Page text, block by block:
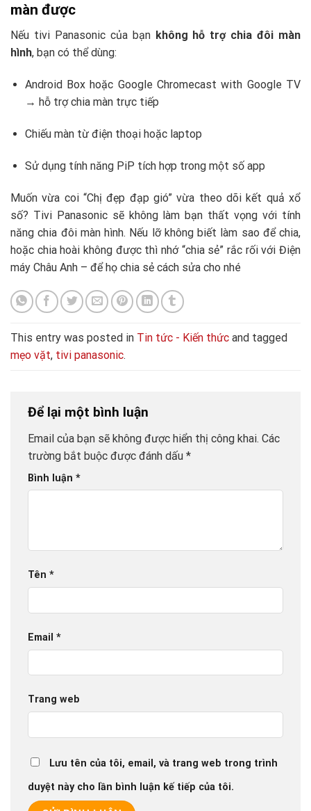
màn được
Nếu tivi Panasonic của bạn không hỗ trợ chia đôi màn
hình, bạn có thể dùng:
Android Box hoặc Google Chromecast with Google TV
→ hỗ trợ chia màn trực tiếp
Chiếu màn từ điện thoại hoặc laptop
Sử dụng tính năng PiP tích hợp trong một số app
Muốn vừa coi “Chị đẹp đạp gió” vừa theo dõi kết quả xổ
số? Tivi Panasonic sẽ không làm bạn thất vọng với tính
năng chia đôi màn hình. Nếu lỡ không biết làm sao để chia,
hoặc chia hoài không được thì nhớ “chia sẻ” rắc rối với Điện
máy Châu Anh – để họ chia sẻ cách sửa cho nhé
This entry was posted in Tin tức - Kiến thức and tagged
mẹo vặt, tivi panasonic.
Để lại một bình luận
Email của bạn sẽ không được hiển thị công khai. Các
trường bắt buộc được đánh dấu *
Bình luận *
Tên *
Email *
Trang web
Lưu tên của tôi, email, và trang web trong trình
duyệt này cho lần bình luận kế tiếp của tôi.